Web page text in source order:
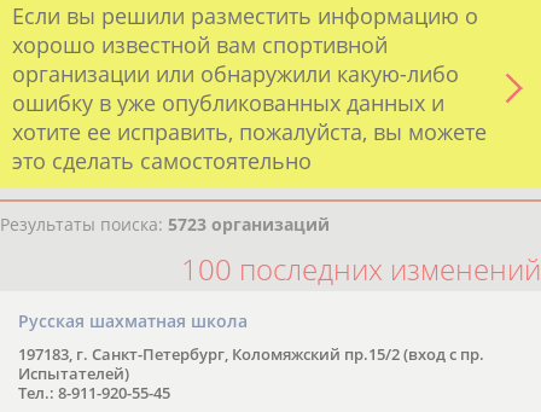
Если вы решили разместить информацию о
хорошо известной вам спортивной
организации или обнаружили какую-либо
ошибку в уже опубликованных данных и
хотите ее исправить, пожалуйста, вы можете
это сделать самостоятельно
Результаты поиска: 5723 организаций
100 последних изменений
Русская шахматная школа
197183, г. Санкт-Петербург, Коломяжский пр.15/2 (вход с пр.
Испытателей)
Тел.: 8-911-920-55-45